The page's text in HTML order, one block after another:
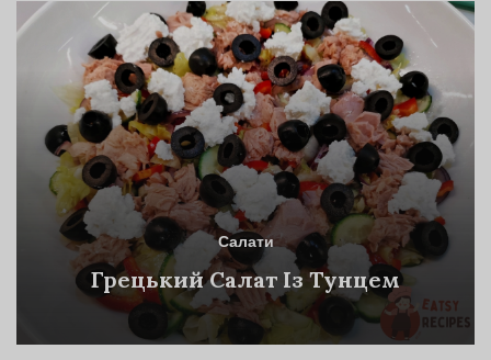
Салати
Грецький Салат Із Тунцем